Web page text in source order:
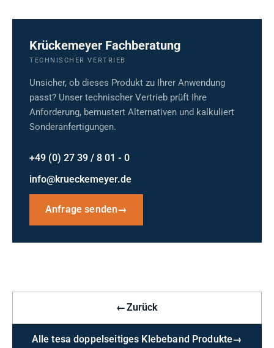
Krückemeyer Fachberatung
TECHNISCHER VERTRIEB
Unsicher, ob dieses Produkt zu Ihrer Anwendung
passt? Unser technischer Vertrieb prüft Ihre
Anforderung, bemustert Alternativen und kalkuliert
Sonderanfertigungen.
+49 (0) 27 39 / 8 01 - 0
info@krueckemeyer.de
Anfrage senden→
←Zurück
Alle tesa doppelseitiges Klebeband Produkte→